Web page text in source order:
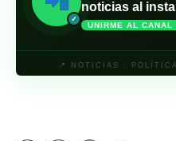
✓
noticias al
UNIRME AL CANAL
📍 NOTICIAS ·